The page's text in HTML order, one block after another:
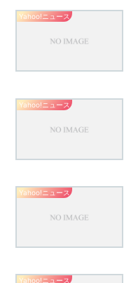
Yahoo!ニュース
Yahoo!ニュース
Yahoo!ニュース
Yahoo!ニュース